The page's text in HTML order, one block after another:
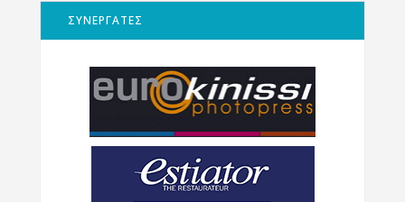
ΣΥΝΕΡΓΑΤΕΣ